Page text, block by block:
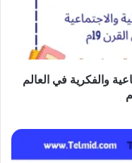
والفكرية في العالم